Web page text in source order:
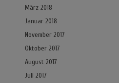
März 2018
Januar 2018
November 2017
Oktober 2017
August 2017
Juli 2017